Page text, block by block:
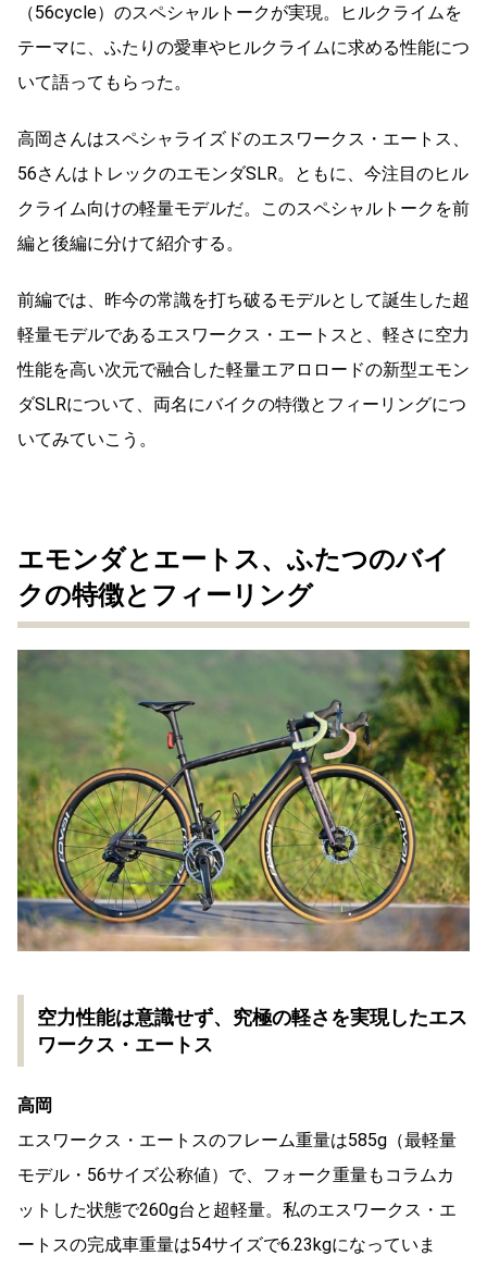
（56cycle）のスペシャルトークが実現。ヒルクライムを
テーマに、ふたりの愛車やヒルクライムに求める性能につ
いて語ってもらった。
高岡さんはスペシャライズドのエスワークス・エートス、
56さんはトレックのエモンダSLR。ともに、今注目のヒル
クライム向けの軽量モデルだ。このスペシャルトークを前
編と後編に分けて紹介する。
前編では、昨今の常識を打ち破るモデルとして誕生した超
軽量モデルであるエスワークス・エートスと、軽さに空力
性能を高い次元で融合した軽量エアロロードの新型エモン
ダSLRについて、両名にバイクの特徴とフィーリングにつ
いてみていこう。
エモンダとエートス、ふたつのバイ
クの特徴とフィーリング
空力性能は意識せず、究極の軽さを実現したエス
ワークス・エートス
高岡
エスワークス・エートスのフレーム重量は585g（最軽量
モデル・56サイズ公称値）で、フォーク重量もコラムカ
ットした状態で260g台と超軽量。私のエスワークス・エ
ートスの完成車重量は54サイズで6.23kgになっていま